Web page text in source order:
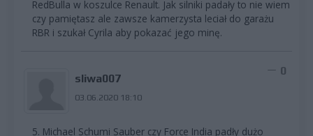
RedBulla w koszulce Renault. Jak silniki padały to nie wiem
czy pamiętasz ale zawsze kamerzysta leciał do garażu
RBR i szukał Cyrila aby pokazać jego minę.
sliwa007
03.06.2020 18:10
0
5. Michael Schumi Sauber czy Force India padły dużo